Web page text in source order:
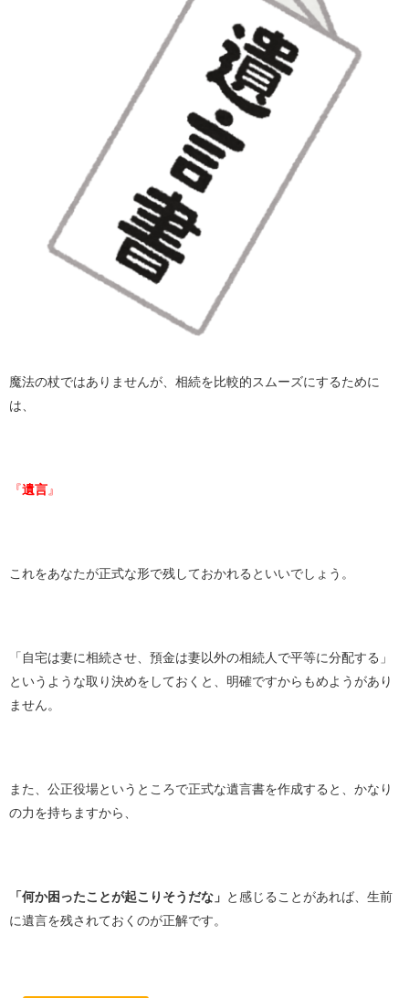
魔法の杖ではありませんが、相続を比較的スムーズにするために
は、
『遺言』
これをあなたが正式な形で残しておかれるといいでしょう。
「自宅は妻に相続させ、預金は妻以外の相続人で平等に分配する」
というような取り決めをしておくと、明確ですからもめようがあり
ません。
また、公正役場というところで正式な遺言書を作成すると、かなり
の力を持ちますから、
「何か困ったことが起こりそうだな」 と感じることがあれば、生前
に遺言を残されておくのが正解です。